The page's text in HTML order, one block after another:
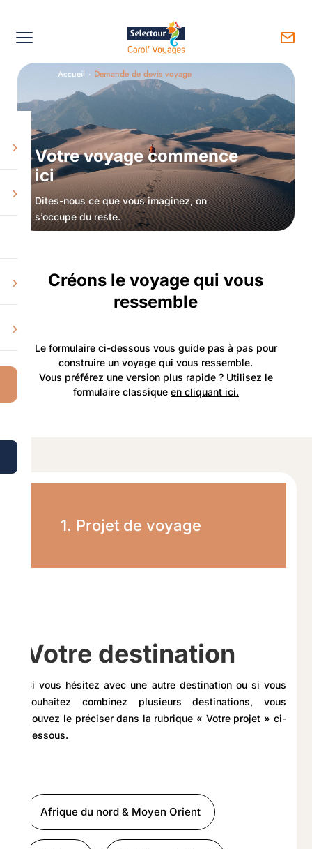
›
›
›
›
Accueil · Demande de devis voyage
Votre voyage commence
ici
Dites-nous ce que vous imaginez, on
s’occupe du reste.
Créons le voyage qui vous
ressemble
Le formulaire ci-dessous vous guide pas à pas pour
construire un voyage qui vous ressemble.
Vous préférez une version plus rapide ? Utilisez le
formulaire classique en cliquant ici.
1. Projet de voyage
Votre destination
Si vous hésitez avec une autre destination ou si vous
souhaitez combinez plusieurs destinations, vous
pouvez le préciser dans la rubrique « Votre projet » ci-
dessous.
Afrique du nord & Moyen Orient